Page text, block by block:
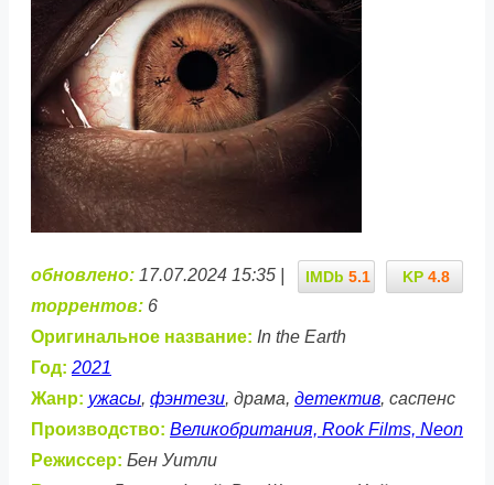
KP 4.8
IMDb 5.1
обновлено: 17.07.2024 15:35 |
торрентов: 6
Оригинальное название: In the Earth
Год: 2021
Жанр: ужасы, фэнтези, драма, детектив, саспенс
Производство: Великобритания, Rook Films, Neon
Режиссер: Бен Уитли